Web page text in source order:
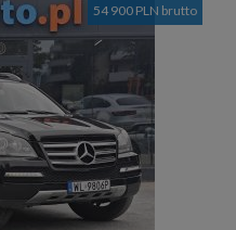
54 900 PLN brutto